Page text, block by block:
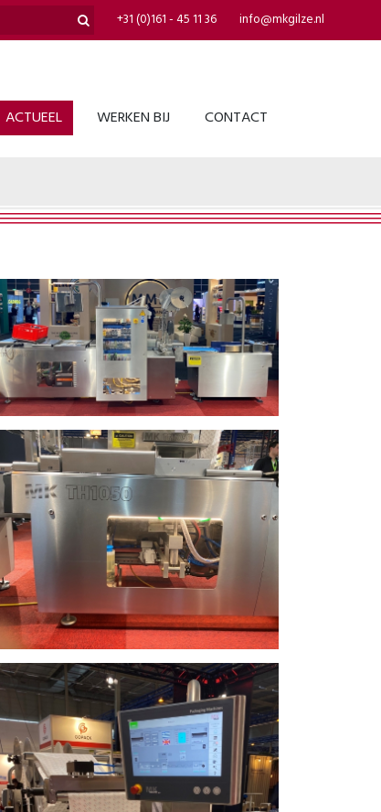
info@mkgilze.nl
+31 (0)161 - 45 11 36
ACTUEEL WERKEN BIJ CONTACT